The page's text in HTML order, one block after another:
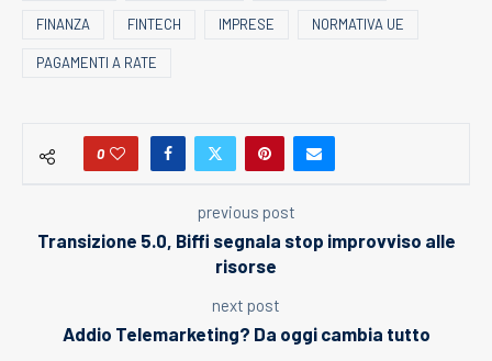
FINANZA FINTECH IMPRESE NORMATIVA UE
PAGAMENTI A RATE
0
previous post
Transizione 5.0, Biffi segnala stop improvviso alle
risorse
next post
Addio Telemarketing? Da oggi cambia tutto